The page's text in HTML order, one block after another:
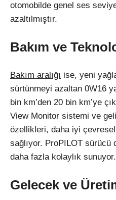
otomobilde genel ses
azaltılmıştır.
Bakım ve
Bakım aralığı ise, yeni
sürtünmeyi azaltan 0W16
bin km’den 20 bin km’ye
View Monitor sistemi ve
özellikleri, daha iyi
sağlıyor. ProPILOT
daha fazla kolaylık sunuyor.
Gelecek ve